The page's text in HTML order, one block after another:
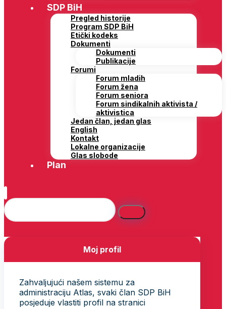
SDP BiH
Pregled historije
Program SDP BiH
Etički kodeks
Dokumenti
Dokumenti
Publikacije
Forumi
Forum mladih
Forum žena
Forum seniora
Forum sindikalnih aktivista /
aktivistica
Jedan član, jedan glas
English
Kontakt
Lokalne organizacije
Glas slobode
Plan
Moj profil
Zahvaljujući našem sistemu za
administraciju Atlas, svaki član SDP BiH
posjeduje vlastiti profil na stranici